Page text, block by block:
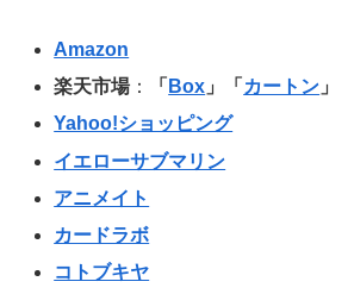
Amazon
楽天市場： 「 Box 」「 カートン 」
Yahoo!ショッピング
イエローサブマリン
アニメイト
カードラボ
コトブキヤ